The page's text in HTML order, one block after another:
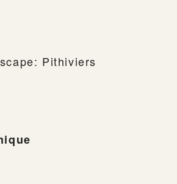
Pithiviers